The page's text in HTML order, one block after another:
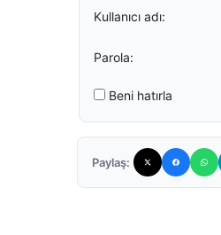
Kullanıcı adı:
Parola:
Beni hatırla
Paylaş: